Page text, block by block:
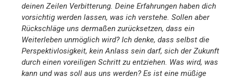
deinen Zeilen Verbitterung. Deine Erfahrungen haben dich
vorsichtig werden lassen, was ich verstehe. Sollen aber
Rückschläge uns dermaßen zurücksetzen, dass ein
Weiterleben unmöglich wird? Ich denke, dass selbst die
Perspektivlosigkeit, kein Anlass sein darf, sich der Zukunft
durch einen voreiligen Schritt zu entziehen. Was wird, was
kann und was soll aus uns werden? Es ist eine müßige